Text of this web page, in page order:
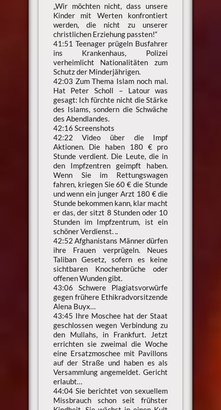
„Wir möchten nicht, dass unsere
Kinder mit Werten konfrontiert
werden, die nicht zu unserer
christlichen Erziehung passten!“
41:51 Teenager prügeln Busfahrer
ins Krankenhaus, Polizei
verheimlicht Nationalitäten zum
Schutz der Minderjährigen.
42:03 Zum Thema Islam noch mal.
Hat Peter Scholl – Latour was
gesagt: Ich fürchte nicht die Stärke
des Islams, sondern die Schwäche
des Abendlandes.
42:16 Screenshots
42:22 Video über die Impf
Aktionen. Die haben 180 € pro
Stunde verdient. Die Leute, die in
den Impfzentren geimpft haben.
Wenn Sie im Rettungswagen
fahren, kriegen Sie 60 € die Stunde
und wenn ein junger Arzt 180 € die
Stunde bekommen kann, klar macht
er das, der sitzt 8 Stunden oder 10
Stunden im Impfzentrum, ist ein
schöner Verdienst. ..
42:52 Afghanistans Männer dürfen
ihre Frauen verprügeln. Neues
Taliban Gesetz, sofern es keine
sichtbaren Knochenbrüche oder
offenen Wunden gibt.
43:06 Schwere Plagiatsvorwürfe
gegen frühere Ethikradvorsitzende
Alena Buyx…
43:45 Ihre Moschee hat der Staat
geschlossen wegen Verbindung zu
den Mullahs, in Frankfurt. Jetzt
errichten sie zweimal die Woche
eine Ersatzmoschee mit Pavillons
auf der Straße und haben es als
Versammlung angemeldet. Gericht
erlaubt…
44:04 Sie berichtet von sexuellem
Missbrauch schon seit frühster